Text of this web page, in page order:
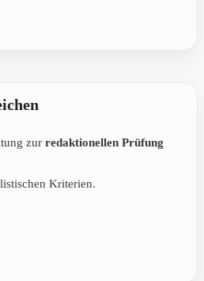
zur redaktionellen Prüfung
Kriterien.